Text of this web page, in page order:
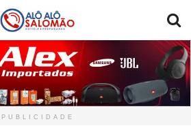
PUBLICIDADE